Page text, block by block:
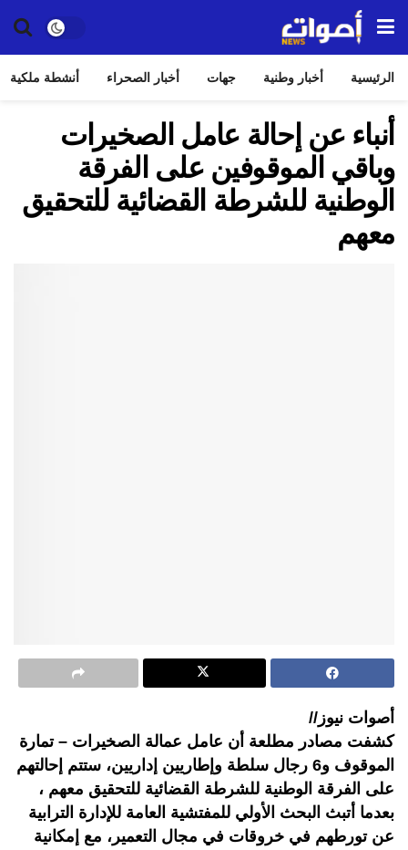
الرئيسية أخبار وطنية جهات أخبار الصحراء أنشطة ملكية
أنباء عن إحالة عامل الصخيرات
وباقي الموقوفين على الفرقة
الوطنية للشرطة القضائية للتحقيق
معهم
أصوات نيوز//
كشفت مصادر مطلعة أن عامل عمالة الصخيرات – تمارة
الموقوف و6 رجال سلطة وإطاريين إداريين، ستتم إحالتهم
على الفرقة الوطنية للشرطة القضائية للتحقيق معهم ،
بعدما أتبث البحث الأولي للمفتشية العامة للإدارة الترابية
عن تورطهم في خروقات في مجال التعمير، مع إمكانية